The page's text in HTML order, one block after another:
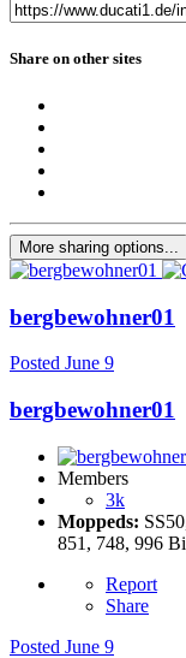
Share on other sites
More sharing options...
bergbewohner01
Posted June 9
bergbewohner01
Members
3k
Moppeds:
851, 748, 996
Report
Share
Posted June 9